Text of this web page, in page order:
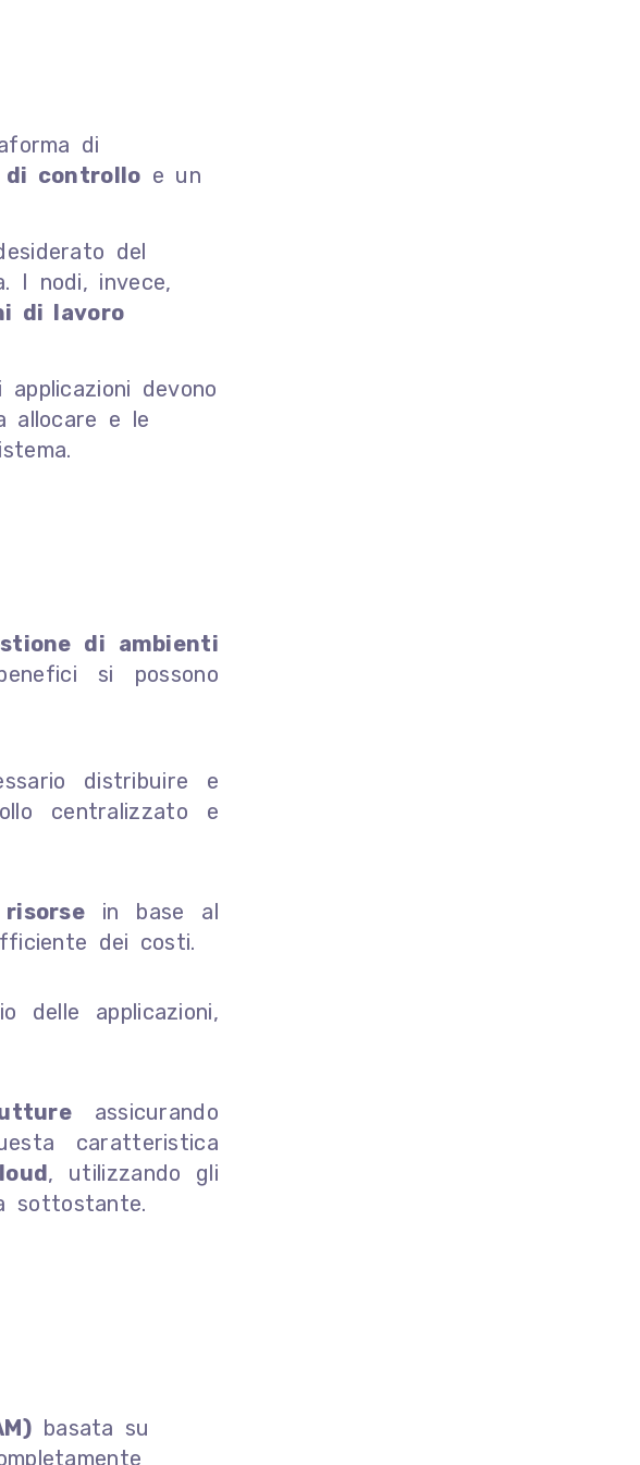
di
di controllo e un
del
I nodi, invece,
di lavoro
devono
allocare e le
di ambienti
si possono
distribuire e
centralizzato e
in base al
dei costi.
delle applicazioni,
assicurando
caratteristica
, utilizzando gli
sottostante.
basata su